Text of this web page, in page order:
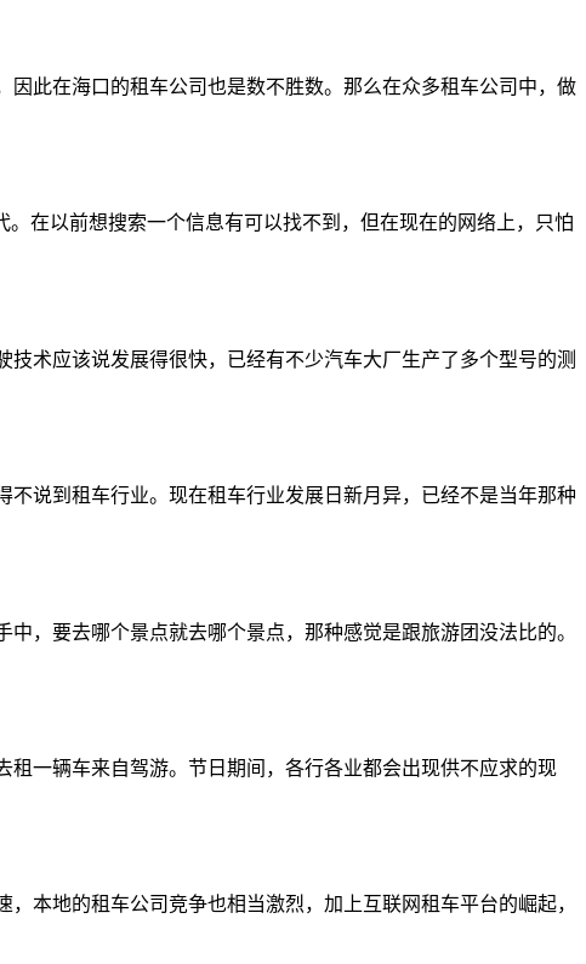
此在海口的租车公司也是数不胜数。那么在众多租车公司中，做
在以前想搜索一个信息有可以找不到，但在现在的网络上，只怕
术应该说发展得很快，已经有不少汽车大厂生产了多个型号的测
说到租车行业。现在租车行业发展日新月异，已经不是当年那种
，要去哪个景点就去哪个景点，那种感觉是跟旅游团没法比的。
一辆车来自驾游。节日期间，各行各业都会出现供不应求的现
本地的租车公司竞争也相当激烈，加上互联网租车平台的崛起，